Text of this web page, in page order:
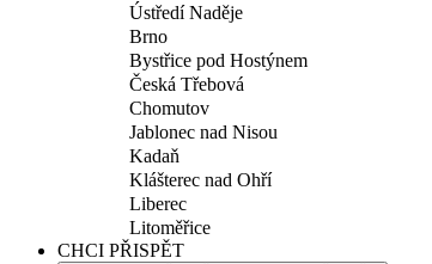
Ústředí Naděje
Brno
Bystřice pod Hostýnem
Česká Třebová
Chomutov
Jablonec nad Nisou
Kadaň
Klášterec nad Ohří
Liberec
Litoměřice
CHCI PŘISPĚT